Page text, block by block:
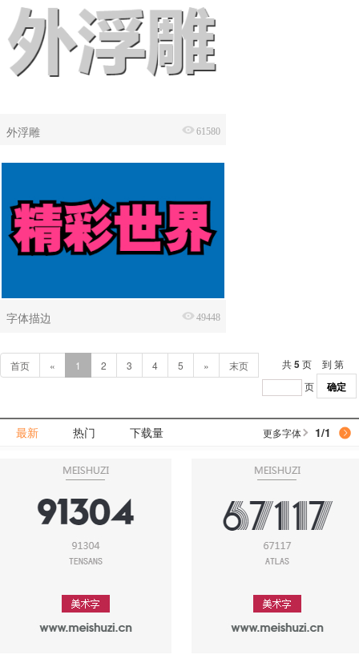
外浮雕 61580
字体描边 49448
首页 « 1 2 3 4 5 » 末页 共5页
到 第
页
确定
最新 热门 下载量 1/1
更多字体